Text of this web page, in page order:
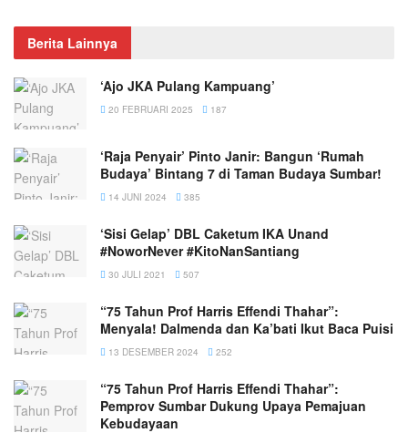
Berita Lainnya
‘Ajo JKA Pulang Kampuang’
20 FEBRUARI 2025 187
‘Raja Penyair’ Pinto Janir: Bangun ‘Rumah
Budaya’ Bintang 7 di Taman Budaya Sumbar!
14 JUNI 2024 385
‘Sisi Gelap’ DBL Caketum IKA Unand
#NoworNever #KitoNanSantiang
30 JULI 2021 507
“75 Tahun Prof Harris Effendi Thahar”:
Menyala! Dalmenda dan Ka’bati Ikut Baca Puisi
13 DESEMBER 2024 252
“75 Tahun Prof Harris Effendi Thahar”:
Pemprov Sumbar Dukung Upaya Pemajuan
Kebudayaan